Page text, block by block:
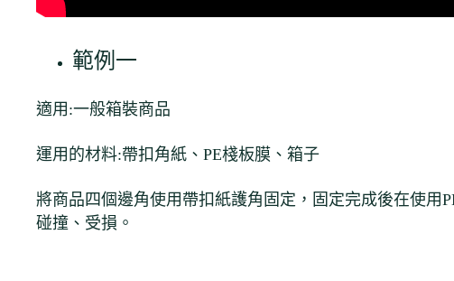
範例一
適用:一般箱裝商品
運用的材料:帶扣角紙、PE棧板膜、箱子
將商品四個邊角使用帶扣紙護角固定，固定完成後在使用
碰撞、受損。